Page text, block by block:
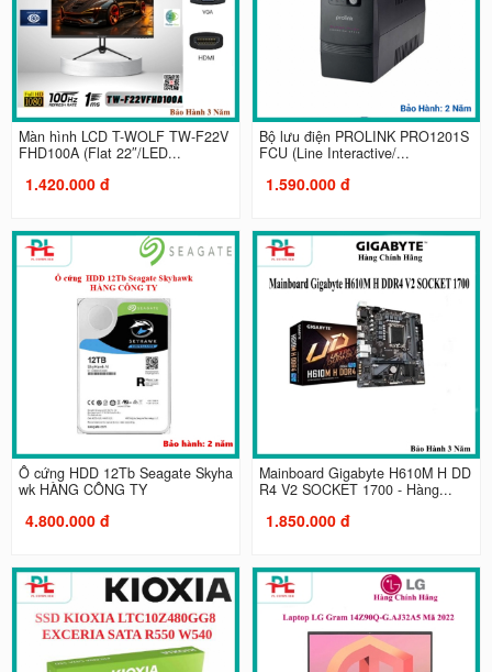
Màn hình LCD T-WOLF TW-F22V
FHD100A (Flat 22″/LED...
1.420.000 đ
Bộ lưu điện PROLINK PRO1201S
FCU (Line Interactive/...
1.590.000 đ
Ổ cứng HDD 12Tb Seagate Skyha
wk HÀNG CÔNG TY
4.800.000 đ
Mainboard Gigabyte H610M H DD
R4 V2 SOCKET 1700 - Hàng...
1.850.000 đ